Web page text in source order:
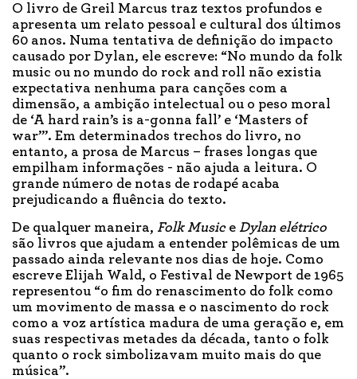
O livro de Greil Marcus traz textos profundos e
apresenta um relato pessoal e cultural dos últimos
60 anos. Numa tentativa de definição do impacto
causado por Dylan, ele escreve: “No mundo da folk
music ou no mundo do rock and roll não existia
expectativa nenhuma para canções com a
dimensão, a ambição intelectual ou o peso moral
de ‘A hard rain’s is a-gonna fall’ e ‘Masters of
war’”. Em determinados trechos do livro, no
entanto, a prosa de Marcus – frases longas que
empilham informações - não ajuda a leitura. O
grande número de notas de rodapé acaba
prejudicando a fluência do texto.
De qualquer maneira, Folk Music e Dylan elétrico
são livros que ajudam a entender polêmicas de um
passado ainda relevante nos dias de hoje. Como
escreve Elijah Wald, o Festival de Newport de 1965
representou “o fim do renascimento do folk como
um movimento de massa e o nascimento do rock
como a voz artística madura de uma geração e, em
suas respectivas metades da década, tanto o folk
quanto o rock simbolizavam muito mais do que
música”.